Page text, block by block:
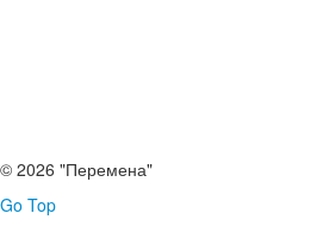
© 2026 "Перемена"
Go Top